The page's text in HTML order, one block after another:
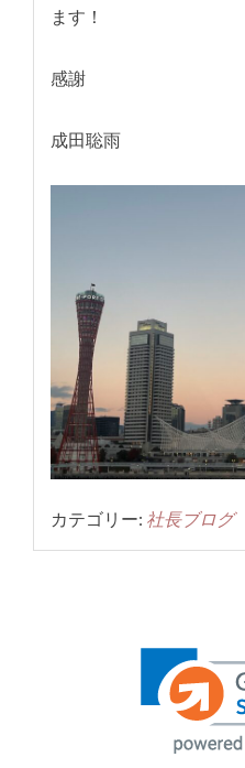
ます！
感謝
成田聡雨
カテゴリー: 社長ブログ